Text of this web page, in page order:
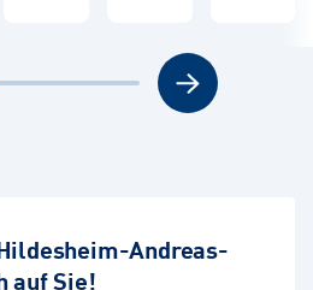
Andreas-
auf Sie!